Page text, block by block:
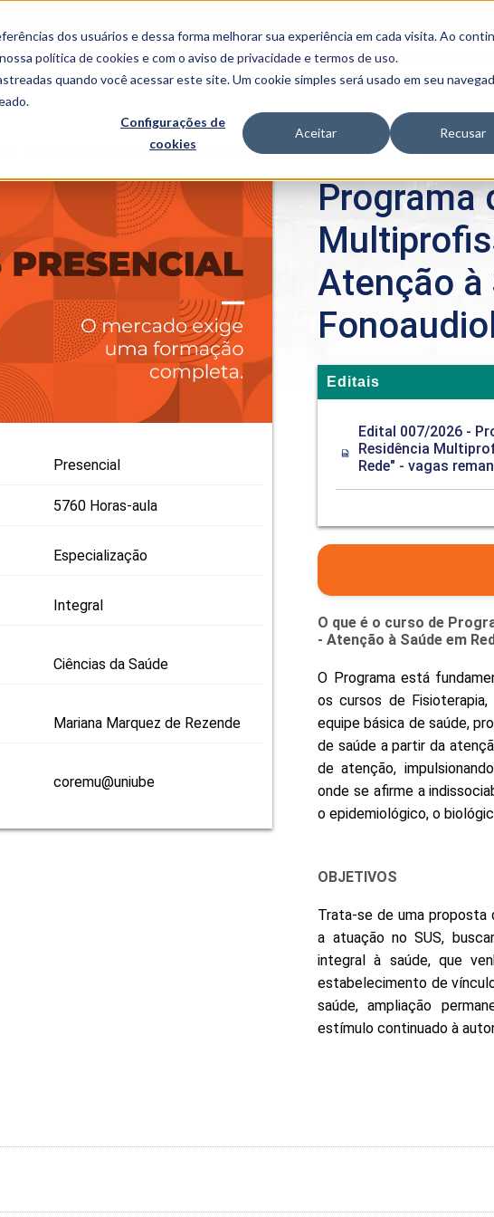
dos usuários e dessa forma melhorar sua experiência em cada visita. Ao
política de cookies e com o aviso deprivacidade e termos de uso.
quando você acessar este site. Um cookie simples será usado em seu
Configurações de
cookies
Aceitar Recusar
EAD BENEFÍCIOS
Acadêmicos
PROEST
PIME
Programas de
Pesquisa e
Programa de Residência Multiprofissional em Saúde - Atenção à
Presencial
5760 Horas-aula
Especialização
Integral
Ciências da Saúde
Mariana Marquez de Rezende
coremu@uniube
Programa
Atenção à
Editais
Edital 007/2026 -
Residência
Rede" - vagas
O que é o curso de
- Atenção à Saúde em
O Programa está
os cursos de
equipe básica de saúde,
de saúde a partir da
de atenção,
onde se afirme a
o epidemiológico, o
OBJETIVOS
Trata-se de uma proposta
a atuação no SUS,
integral à saúde, que
estabelecimento de
saúde, ampliação
estímulo continuado à